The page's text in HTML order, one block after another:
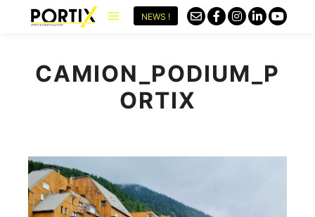
NEWS !
CAMION_PODIUM_P
ORTIX